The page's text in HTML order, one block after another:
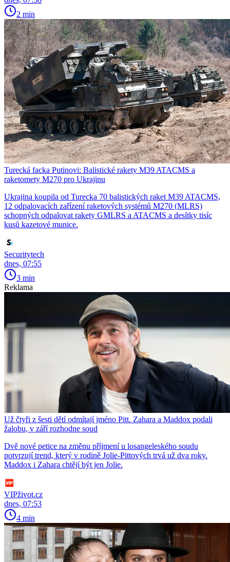
2 min
Turecká facka Putinovi: Balistické rakety M39 ATACMS a
raketomety M270 pro Ukrajinu
Ukrajina koupila od Turecka 70 balistických raket M39 ATACMS,
12 odpalovacích zařízení raketových systémů M270 (MLRS)
schopných odpalovat rakety GMLRS a ATACMS a desítky tisíc
kusů kazetové munice.
Securitytech
dnes, 07:55
3 min
Reklama
Už čtyři z šesti dětí odmítají jméno Pitt. Zahara a Maddox podali
žalobu, v září rozhodne soud
Dvě nové petice na změnu příjmení u losangeleského soudu
potvrzují trend, který v rodině Jolie-Pittových trvá už dva roky.
Maddox i Zahara chtějí být jen Jolie.
VIPživot.cz
dnes, 07:53
4 min